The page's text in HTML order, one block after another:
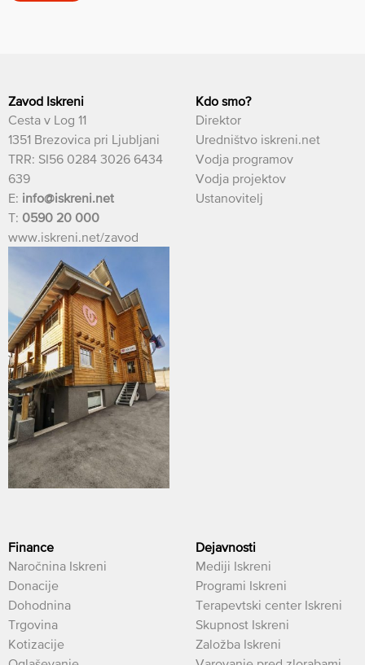
Zavod Iskreni
Cesta v Log 11
1351 Brezovica pri Ljubljani
TRR: SI56 0284 3026 6434
639
E: info@iskreni.net
T: 0590 20 000
www.iskreni.net/zavod
Kdo smo?
Direktor
Uredništvo iskreni.net
Vodja programov
Vodja projektov
Ustanovitelj
Finance
Naročnina Iskreni
Donacije
Dohodnina
Trgovina
Kotizacije
Dejavnosti
Mediji Iskreni
Programi Iskreni
Terapevtski center Iskreni
Skupnost Iskreni
Založba Iskreni